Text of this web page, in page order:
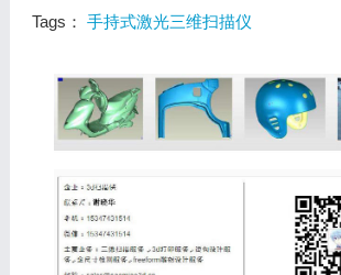
Tags： 手持式激光三维扫描仪